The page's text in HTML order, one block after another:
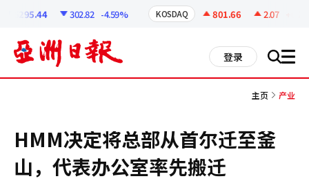
6295.44 302.82 -4.59% KOSDAQ 801.66 2.07
登录 搜 all
主页 产业
HMM决定将总部从首尔迁至釜
山，代表办公室率先搬迁